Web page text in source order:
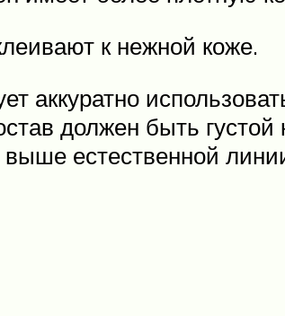
к нежной коже.
аккуратно
должен быть густой
естественной